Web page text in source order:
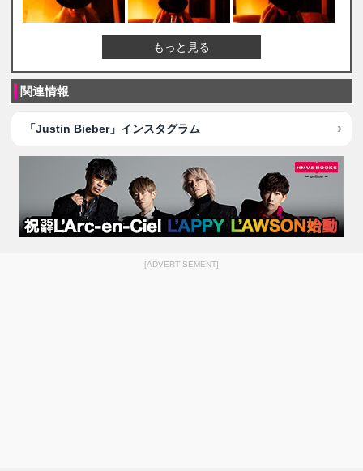
もっと見る
関連情報
「Justin Bieber」インスタグラム
[ADVERTISEMENT]